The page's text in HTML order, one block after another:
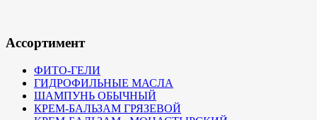
Ассортимент
ФИТО-ГЕЛИ
ГИДРОФИЛЬНЫЕ МАСЛА
ШАМПУНЬ ОБЫЧНЫЙ
КРЕМ-БАЛЬЗАМ ГРЯЗЕВОЙ